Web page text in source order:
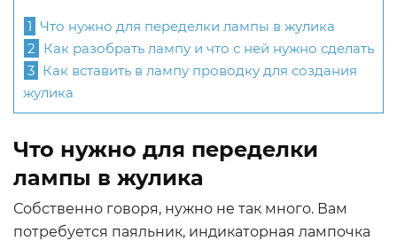
1 Что нужно для переделки лампы в жулика
2 Как разобрать лампу и что с ней нужно сделать
3 Как вставить в лампу проводку для создания
жулика
Что нужно для переделки
лампы в жулика
Собственно говоря, нужно не так много. Вам
потребуется паяльник, индикаторная лампочка